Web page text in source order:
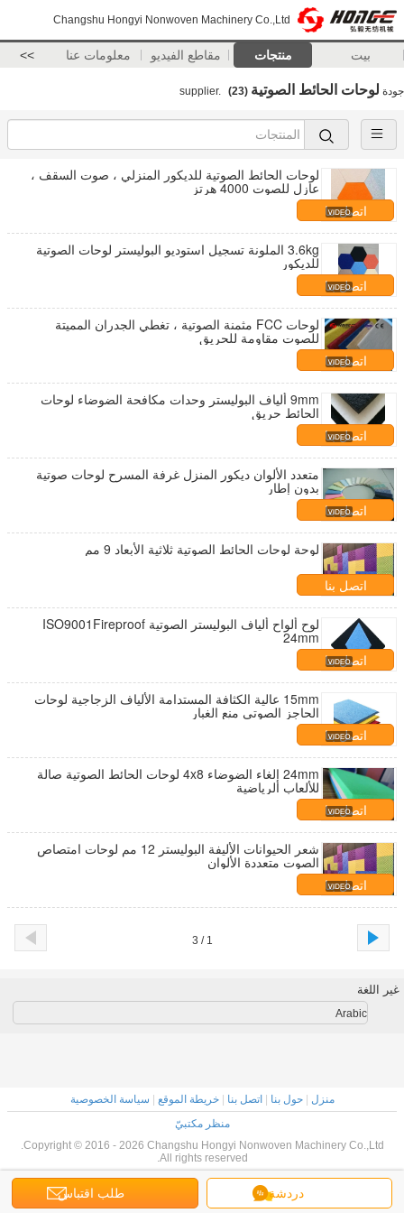
Changshu Hongyi Nonwoven Machinery Co.,Ltd
بيت منتجات مقاطع الفيديو معلومات عنا >>
جودة لوحات الحائط الصوتية (23)
لوحات الحائط الصوتية للديكور المنزلي ، صوت السقف ،
عازل للصوت 4000 هرتز
اتصل بنا
3.6kg الملونة تسجيل استوديو البوليستر لوحات الصوتية
للديكور
اتصل بنا
لوحات FCC مثمنة الصوتية ، تغطي الجدران المميتة
للصوت مقاومة للحريق
اتصل بنا
9mm ألياف البوليستر وحدات مكافحة الضوضاء لوحات
الحائط حريق
اتصل بنا
متعدد الألوان ديكور المنزل غرفة المسرح لوحات صوتية
بدون إطار
اتصل بنا
لوحة لوحات الحائط الصوتية ثلاثية الأبعاد 9 مم
اتصل بنا
لوح ألواح ألياف البوليستر الصوتية ISO9001Fireproof
24mm
اتصل بنا
15mm عالية الكثافة المستدامة الألياف الزجاجية لوحات
الحاجز الصوتي منع الغبار
اتصل بنا
24mm إلغاء الضوضاء 4x8 لوحات الحائط الصوتية صالة
للألعاب الرياضية
اتصل بنا
شعر الحيوانات الأليفة البوليستر 12 مم لوحات امتصاص
الصوت متعددة الألوان
اتصل بنا
1 / 3
دردشة طلب اقتباس
غير اللغة
Arabic
منزل |حول بنا اتصل بنا |خريطة الموقع
سياسة الخصوصية
منظر مكتبيّ
Copyright © 2016 - 2026 Changshu Hongyi Nonwoven Machinery Co.,Ltd.
All rights reserved.